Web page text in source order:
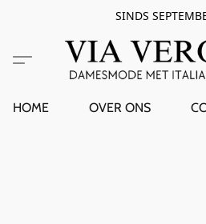
SINDS
HOME OVER ONS